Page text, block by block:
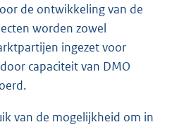
de ontwikkeling van de
worden zowel
ingezet voor
capaciteit van DMO
van de mogelijkheid om in